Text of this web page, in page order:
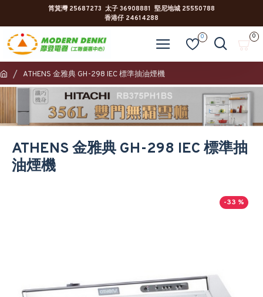
筲箕灣 25687273 太子 36908881 堅尼地城 25550788
香港仔 24614288
0 0
ATHENS 金雅典 GH-298 IEC 標準抽油煙機
ATHENS 金雅典 GH-298 IEC 標準抽
油煙機
-33 %